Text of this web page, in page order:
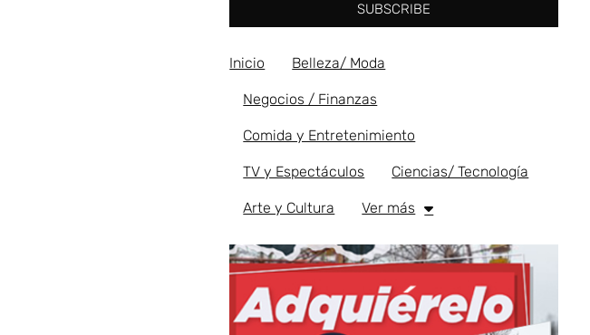
SUBSCRIBE
Inicio Belleza/ Moda
Negocios / Finanzas
Comida y Entretenimiento
TV y Espectáculos Ciencias/ Tecnología
Arte y Cultura Ver más